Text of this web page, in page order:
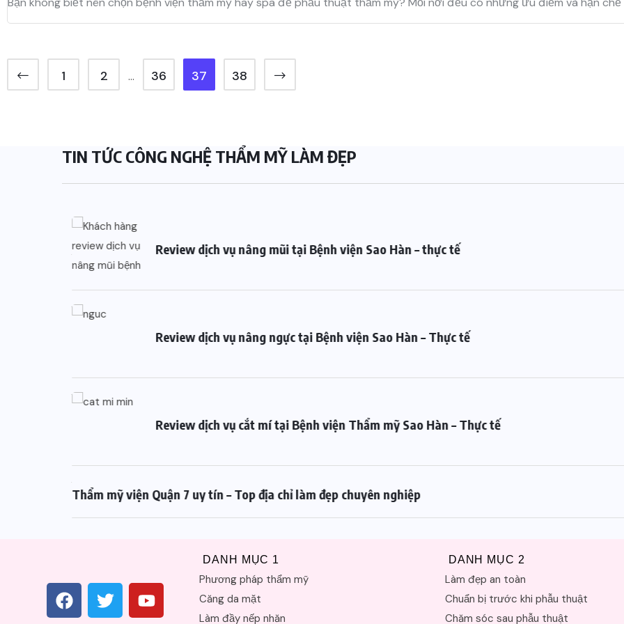
1 2 … 36 37 38
TIN TỨC CÔNG NGHỆ THẨM MỸ LÀM ĐẸP
Review dịch vụ nâng mũi tại Bệnh viện Sao Hàn – thực tế
Review dịch vụ nâng ngực tại Bệnh viện Sao Hàn – Thực tế
Review dịch vụ cắt mí tại Bệnh viện Thẩm mỹ Sao Hàn – Thực tế
Thẩm mỹ viện Quận 7 uy tín – Top địa chỉ làm đẹp chuyên nghiệp
DANH MỤC 1
Phương pháp thẩm mỹ
Căng da mặt
Làm đầy nếp nhăn
DANH MỤC 2
Làm đẹp an toàn
Chuẩn bị trước khi phẫu thuật
Chăm sóc sau phẫu thuật